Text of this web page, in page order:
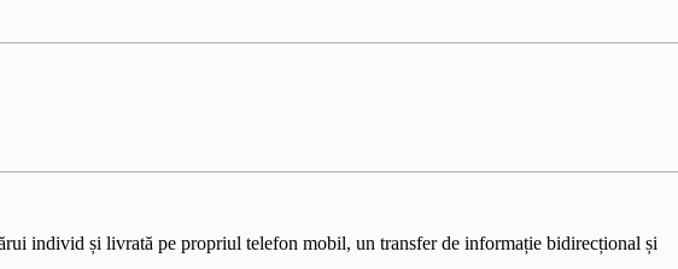
individ și livrată pe propriul telefon mobil, un transfer de informație bidirecțional și